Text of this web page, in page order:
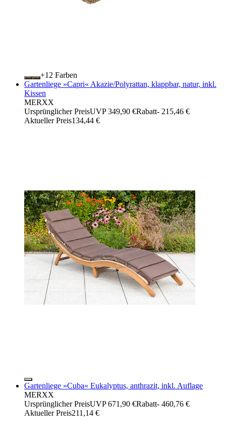
+
Farben
Gartenliege »Capri« Akazie/Polyrattan, klappbar, natur, inkl.
Kissen
MERXX
Ursprünglicher PreisUVP 349,90 €Rabatt- 215,46 €
Aktueller Preis134,44 €
Gartenliege »Cuba« Eukalyptus, anthrazit, inkl. Auflage
MERXX
Ursprünglicher PreisUVP 671,90 €Rabatt- 460,76 €
Aktueller Preis211,14 €